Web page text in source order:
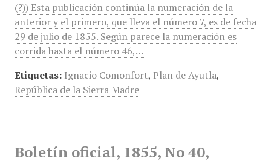
(?)) Esta publicación continúa la numeración de la
anterior y el primero, que lleva el número 7, es de fecha
29 de julio de 1855. Según parece la numeración es
corrida hasta el número 46,…
Etiquetas: Ignacio Comonfort, Plan de Ayutla,
República de la Sierra Madre
Boletín oficial, 1855, No 40,